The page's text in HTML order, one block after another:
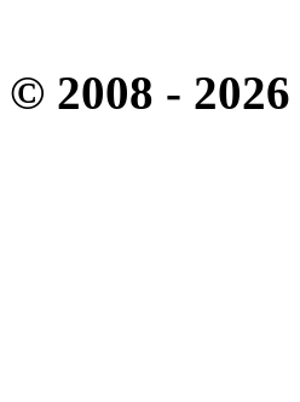
© 2008 -